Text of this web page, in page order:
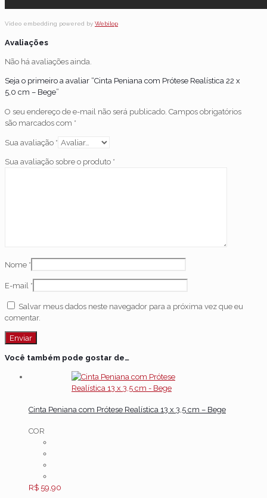
Video embedding powered by Webilop
Avaliações
Não há avaliações ainda.
Seja o primeiro a avaliar “Cinta Peniana com Prótese Realística 22 x
5,0 cm – Bege”
O seu endereço de e-mail não será publicado. Campos obrigatórios
são marcados com *
Sua avaliação *
Sua avaliação sobre o produto *
Nome *
E-mail *
Salvar meus dados neste navegador para a próxima vez que eu
comentar.
Você também pode gostar de…
Cinta Peniana com Prótese Realística 13 x 3,5 cm – Bege
COR
R$ 59,90